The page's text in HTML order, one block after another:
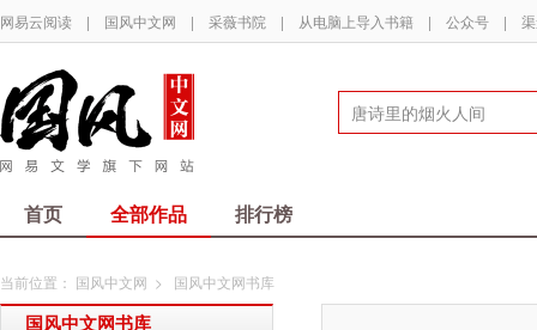
网易云阅读 | 国风中文网 | 采薇书院 | 从电脑上导入书籍 | 公众号 |
首页 全部作品 排行榜
当前位置： 国风中文网 > 国风中文网书库
国风中文网书库